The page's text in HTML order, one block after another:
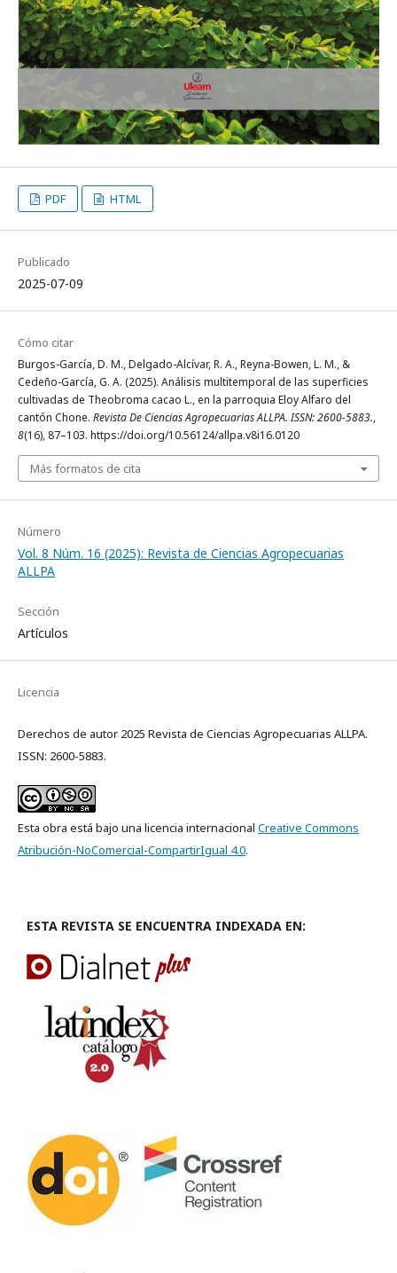
PDF HTML
Publicado
2025-07-09
Cómo citar
Burgos-García, D. M., Delgado-Alcívar, R. A., Reyna-Bowen, L. M., &
Cedeño-García, G. A. (2025). Análisis multitemporal de las superficies
cultivadas de Theobroma cacao L., en la parroquia Eloy Alfaro del
cantón Chone. Revista De Ciencias Agropecuarias ALLPA. ISSN: 2600-5883.,
8(16), 87–103. https://doi.org/10.56124/allpa.v8i16.0120
Más formatos de cita
Número
Vol. 8 Núm. 16 (2025): Revista de Ciencias Agropecuarias
ALLPA
Sección
Artículos
Licencia
Derechos de autor 2025 Revista de Ciencias Agropecuarias ALLPA.
ISSN: 2600-5883.
Esta obra está bajo una licencia internacional Creative Commons
Atribución-NoComercial-CompartirIgual 4.0.
ESTA REVISTA SE ENCUENTRA INDEXADA EN: